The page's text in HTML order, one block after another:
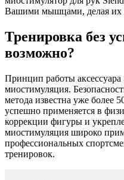
Вашими мышцами, делая их
Тренировка без
возможно?
Принцип работы аксессуара
миостимуляция.
метода известна уже более
успешно применяется в
коррекции фигуры и
миостимуляция широко
профессиональных
тренировок.